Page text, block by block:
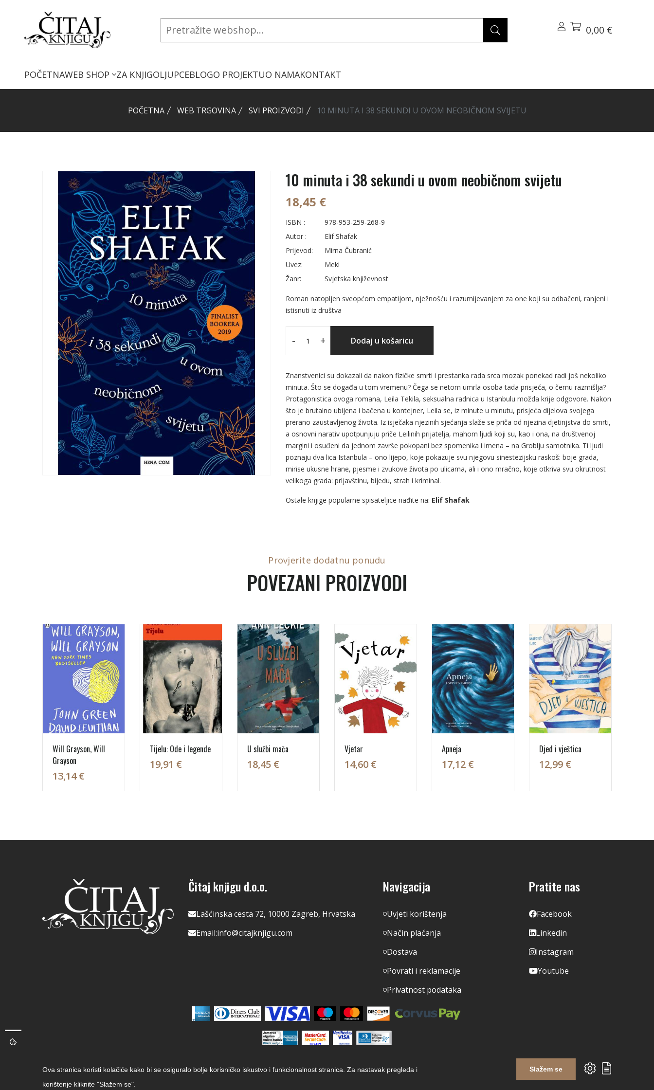
0,00 €
POČETNAWEB SHOP ZA KNJIGOLJUPCEBLOGO PROJEKTUO NAMAKONTAKT
POČETNA WEB TRGOVINA SVI PROIZVODI 10 MINUTA I 38 SEKUNDI U OVOM NEOBIČNOM SVIJETU
10 minuta i 38 sekundi u ovom neobičnom svijetu
18,45 €
ISBN :
978-953-259-268-9
Autor :
Elif Shafak
Prijevod:
Mirna Čubranić
Uvez:
Meki
Žanr:
Svjetska književnost
Roman natopljen sveopćom empatijom, nježnošću i razumijevanjem za one koji su odbačeni, ranjeni i
istisnuti iz društva
- + Dodaj u košaricu
Znanstvenici su dokazali da nakon fizičke smrti i prestanka rada srca mozak ponekad radi još nekoliko
minuta. Što se događa u tom vremenu? Čega se netom umrla osoba tada prisjeća, o čemu razmišlja?
Protagonistica ovoga romana, Leila Tekila, seksualna radnica u Istanbulu možda krije odgovore. Nakon
što je brutalno ubijena i bačena u kontejner, Leila se, iz minute u minutu, prisjeća dijelova svojega
prerano zaustavljenog života. Iz isječaka njezinih sjećanja slaže se priča od njezina djetinjstva do smrti,
a osnovni narativ upotpunjuju priče Leilinih prijatelja, mahom ljudi koji su, kao i ona, na društvenoj
margini i osuđeni da jednom završe pokopani bez spomenika i imena – na Groblju samotnika. Ti ljudi
poznaju dva lica Istanbula – ono lijepo, koje pokazuje svu njegovu sinestezijsku raskoš: boje grada,
mirise ukusne hrane, pjesme i zvukove života po ulicama, ali i ono mračno, koje otkriva svu okrutnost
velikoga grada: prljavštinu, bijedu, strah i kriminal.
Ostale knjige popularne spisateljice nađite na: Elif Shafak
Provjerite dodatnu ponudu
POVEZANI PROIZVODI
Will Grayson, Will
Grayson
13,14 €
Tijelu: Ode i legende
19,91 €
U službi mača
18,45 €
Vjetar
14,60 €
Apneja
17,12 €
Djed i vještica
12,99 €
Čitaj knjigu d.o.o.
Lašćinska cesta 72, 10000 Zagreb, Hrvatska
Email:info@citajknjigu.com
Navigacija
Uvjeti korištenja
Način plaćanja
Dostava
Povrati i reklamacije
Privatnost podataka
Pratite nas
Facebook
Linkedin
Instagram
Youtube
Ova stranica koristi kolačiće kako bi se osiguralo bolje korisničko iskustvo i funkcionalnost stranica. Za nastavak pregleda i
korištenje kliknite "Slažem se".
Slažem se